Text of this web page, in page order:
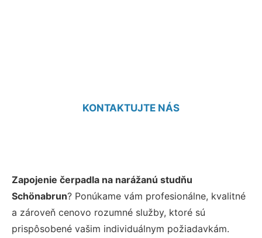
KONTAKTUJTE NÁS
Zapojenie čerpadla na narážanú studňu
Schönabrun? Ponúkame vám profesionálne, kvalitné
a zároveň cenovo rozumné služby, ktoré sú
prispôsobené vašim individuálnym požiadavkám.